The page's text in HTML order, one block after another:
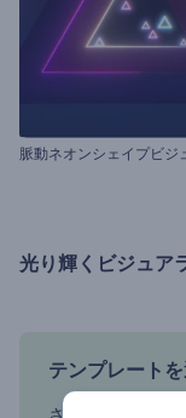
光り輝くビジュア
テンプレート